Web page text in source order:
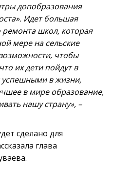
допобразования
Идет большая
школ, которая
мере на сельские
чтобы
их дети пойдут в
успешными в жизни,
в мире образование,
нашу страну», –
сделано для
глава